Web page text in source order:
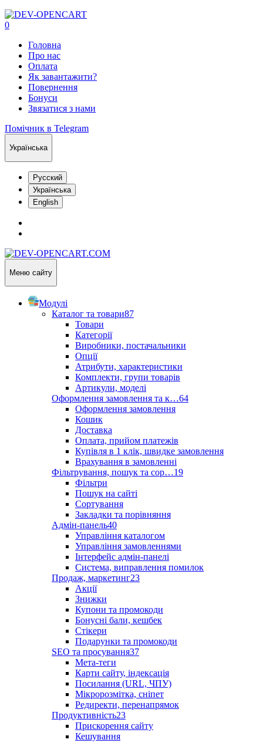
0
Головна
Про нас
Оплата
Як завантажити?
Повернення
Бонуси
Звязатися з нами
Помічник в Telegram
Українська
Русский
Українська
English
Меню сайту
Модулі
Каталог та товари87
Товари
Категорії
Виробники, постачальники
Опції
Атрибути, характеристики
Комплекти, групи товарів
Артикули, моделі
Оформлення замовлення та к…64
Оформлення замовлення
Кошик
Доставка
Оплата, прийом платежів
Купівля в 1 клік, швидке замовлення
Врахування в замовленні
Фільтрування, пошук та сор…19
Фільтри
Пошук на сайті
Сортування
Закладки та порівняння
Адмін-панель40
Управління каталогом
Управління замовленнями
Інтерфейс адмін-панелі
Система, виправлення помилок
Продаж, маркетинг23
Акції
Знижки
Купони та промокоди
Бонусні бали, кешбек
Стікери
Подарунки та промокоди
SEO та просування37
Мета-теги
Карти сайту, індексація
Посилання (URL, ЧПУ)
Мікророзмітка, сніпет
Редиректи, перенапрямок
Продуктивність23
Прискорення сайту
Кешування